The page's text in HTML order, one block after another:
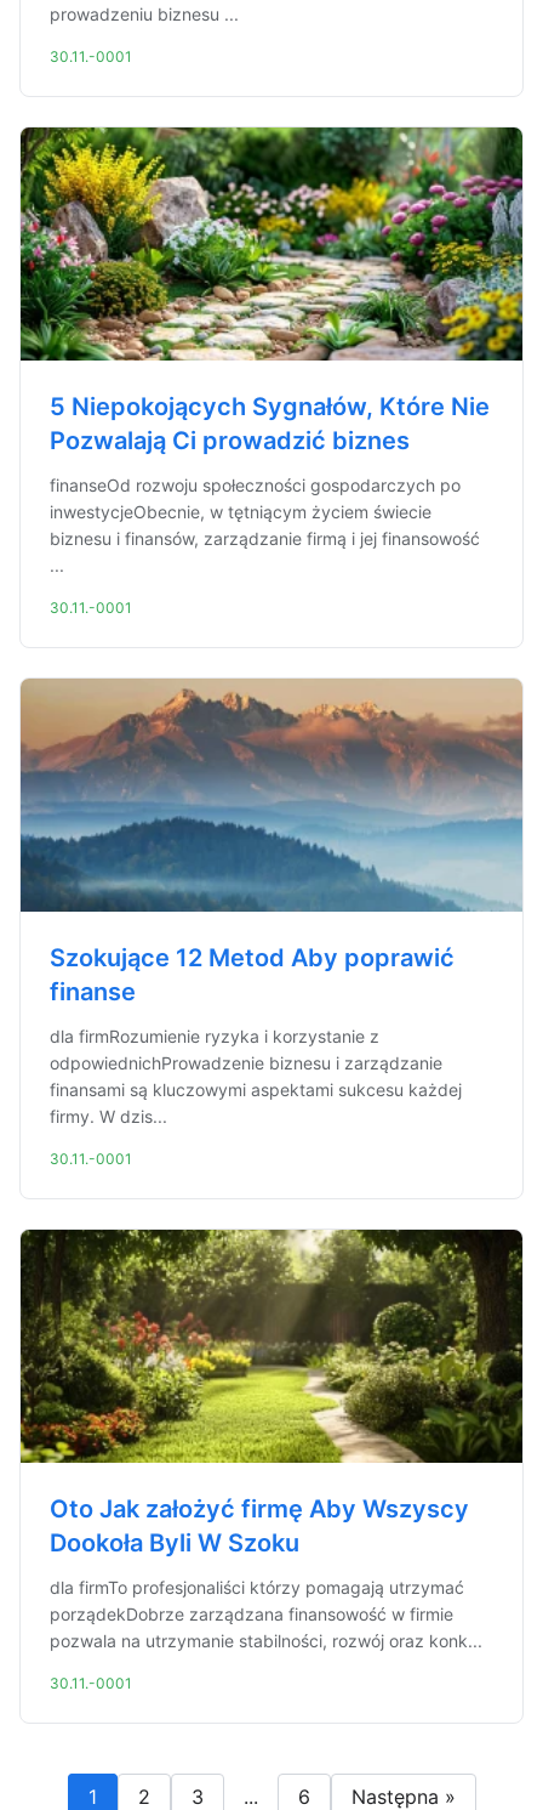
prowadzeniu biznesu ...
30.11.-0001
5 Niepokojących Sygnałów, Które Nie
Pozwalają Ci prowadzić biznes
finanseOd rozwoju społeczności gospodarczych po
inwestycjeObecnie, w tętniącym życiem świecie
biznesu i finansów, zarządzanie firmą i jej finansowość
...
30.11.-0001
Szokujące 12 Metod Aby poprawić
finanse
dla firmRozumienie ryzyka i korzystanie z
odpowiednichProwadzenie biznesu i zarządzanie
finansami są kluczowymi aspektami sukcesu każdej
firmy. W dzis...
30.11.-0001
Oto Jak założyć firmę Aby Wszyscy
Dookoła Byli W Szoku
dla firmTo profesjonaliści którzy pomagają utrzymać
porządekDobrze zarządzana finansowość w firmie
pozwala na utrzymanie stabilności, rozwój oraz konk...
30.11.-0001
1 2 3 ... 6 Następna »